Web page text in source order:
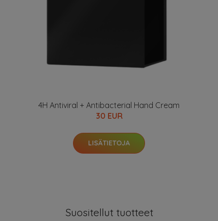
4H Antiviral + Antibacterial Hand Cream
30 EUR
LISÄTIETOJA
Suositellut tuotteet